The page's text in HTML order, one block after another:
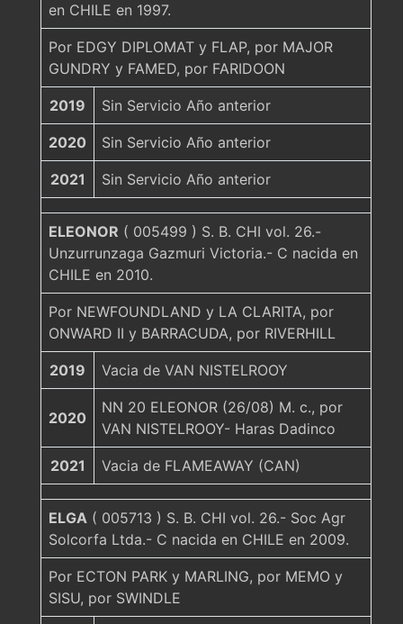
en CHILE en 1997.
Por EDGY DIPLOMAT y FLAP, por MAJOR
GUNDRY y FAMED, por FARIDOON
2019 Sin Servicio Año anterior
2020 Sin Servicio Año anterior
2021 Sin Servicio Año anterior
ELEONOR ( 005499 ) S. B. CHI vol. 26.-
Unzurrunzaga Gazmuri Victoria.- C nacida en
CHILE en 2010.
Por NEWFOUNDLAND y LA CLARITA, por
ONWARD II y BARRACUDA, por RIVERHILL
2019 Vacia de VAN NISTELROOY
2020
NN 20 ELEONOR (26/08) M. c., por
VAN NISTELROOY- Haras Dadinco
2021 Vacia de FLAMEAWAY (CAN)
ELGA ( 005713 ) S. B. CHI vol. 26.- Soc Agr
Solcorfa Ltda.- C nacida en CHILE en 2009.
Por ECTON PARK y MARLING, por MEMO y
SISU, por SWINDLE